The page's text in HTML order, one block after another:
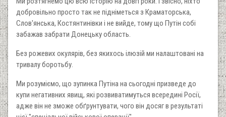
добровільно просто так не підніметься з Краматорська,
Слов'янська, Костянтинівки і не вийде, тому що Путін собі
забажав забрати Донецьку область.
Без рожевих окулярів, без якихось ілюзій ми налаштовані на
тривалу боротьбу.
Ми розуміємо, що зупинка Путіна на сьогодні призведе до
купи негативних явищ, які розвиватимуться всередині Росії,
адже він не зможе обґрунтувати, чого він досяг в результаті